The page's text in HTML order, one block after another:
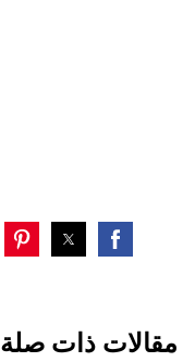
مقالات ذات صلة